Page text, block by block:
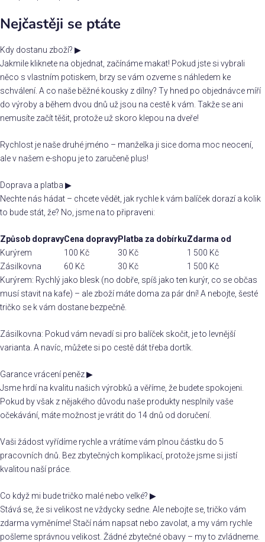
Nejčastěji se ptáte
Kdy dostanu zboží? ▶
Jakmile kliknete na objednat, začínáme makat! Pokud jste si vybrali
něco s vlastním potiskem, brzy se vám ozveme s náhledem ke
schválení. A co naše běžné kousky z dílny? Ty hned po objednávce míří
do výroby a během dvou dnů už jsou na cestě k vám. Takže se ani
nemusíte začít těšit, protože už skoro klepou na dveře!
Rychlost je naše druhé jméno – manželka ji sice doma moc neocení,
ale v našem e-shopu je to zaručeně plus!
Doprava a platba ▶
Nechte nás hádat – chcete vědět, jak rychle k vám balíček dorazí a kolik
to bude stát, že? No, jsme na to připraveni:
Způsob dopravyCena dopravyPlatba za dobírkuZdarma od
Kurýrem
100 Kč 30 Kč
1 500 Kč
Zásilkovna
60 Kč 30 Kč
1 500 Kč
Kurýrem: Rychlý jako blesk (no dobře, spíš jako ten kurýr, co se občas
musí stavit na kafe) – ale zboží máte doma za pár dní! A nebojte, šesté
tričko se k vám dostane bezpečně.
Zásilkovna: Pokud vám nevadí si pro balíček skočit, je to levnější
varianta. A navíc, můžete si po cestě dát třeba dortík.
Garance vrácení peněz▶
Jsme hrdí na kvalitu našich výrobků a věříme, že budete spokojeni.
Pokud by však z nějakého důvodu naše produkty nesplnily vaše
očekávání, máte možnost je vrátit do 14 dnů od doručení.
Vaši žádost vyřídíme rychle a vrátíme vám plnou částku do 5
pracovních dnů. Bez zbytečných komplikací, protože jsme si jistí
kvalitou naší práce.
Co když mi bude tričko malé nebo velké? ▶
Stává se, že si velikost ne vždycky sedne. Ale nebojte se, tričko vám
zdarma vyměníme! Stačí nám napsat nebo zavolat, a my vám rychle
pošleme správnou velikost. Žádné zbytečné obavy – my to zvládneme.